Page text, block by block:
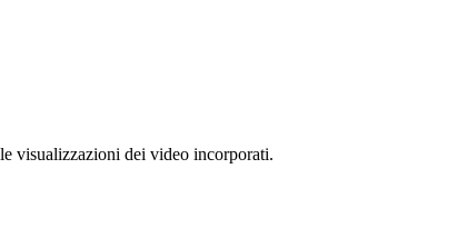
visualizzazioni dei video incorporati.